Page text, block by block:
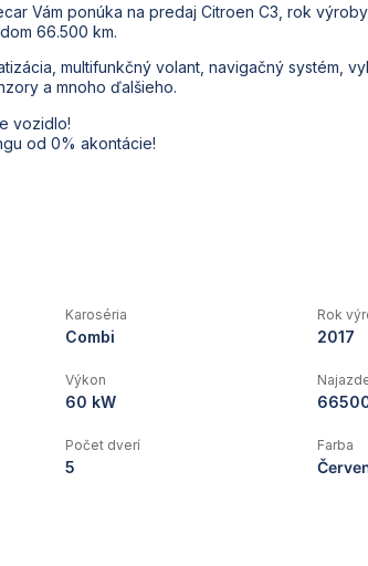
Vám ponúka na predaj Citroen C3, rok výroby
66.500 km.
multifunkčný volant, navigačný systém,
a mnoho ďalšieho.
vozidlo!
od 0% akontácie!
Karoséria
Combi
Rok
2017
Výkon
60 kW
Počet dverí
5
Farba